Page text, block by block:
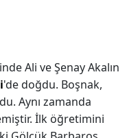
Ali ve Şenay Akalın
'de doğdu. Boşnak,
Aynı zamanda
İlk öğretimini